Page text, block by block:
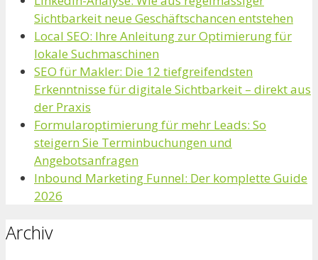
Sichtbarkeit neue Geschäftschancen entstehen
Local SEO: Ihre Anleitung zur Optimierung für
lokale Suchmaschinen
SEO für Makler: Die 12 tiefgreifendsten
Erkenntnisse für digitale Sichtbarkeit – direkt aus
der Praxis
Formularoptimierung für mehr Leads: So
steigern Sie Terminbuchungen und
Angebotsanfragen
Inbound Marketing Funnel: Der komplette Guide
2026
Archiv